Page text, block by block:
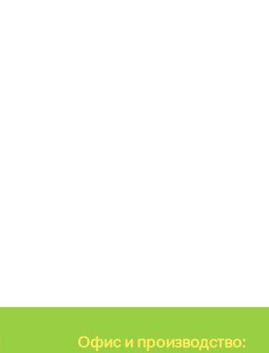
Офис и производство: